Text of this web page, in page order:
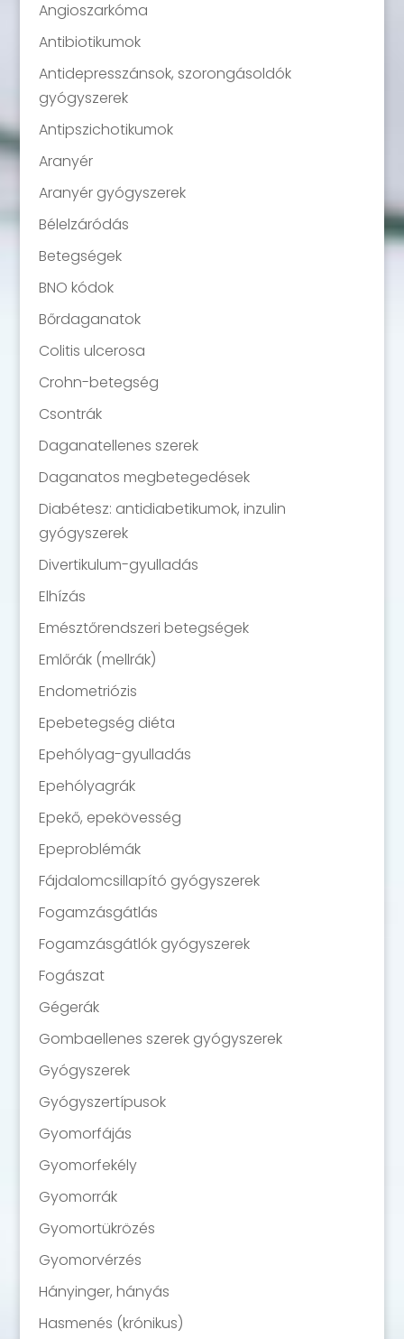
Angioszarkóma
Antibiotikumok
Antidepresszánsok, szorongásoldók
gyógyszerek
Antipszichotikumok
Aranyér
Aranyér gyógyszerek
Bélelzáródás
Betegségek
BNO kódok
Bőrdaganatok
Colitis ulcerosa
Crohn-betegség
Csontrák
Daganatellenes szerek
Daganatos megbetegedések
Diabétesz: antidiabetikumok, inzulin
gyógyszerek
Divertikulum-gyulladás
Elhízás
Emésztőrendszeri betegségek
Emlőrák (mellrák)
Endometriózis
Epebetegség diéta
Epehólyag-gyulladás
Epehólyagrák
Epekő, epekövesség
Epeproblémák
Fájdalomcsillapító gyógyszerek
Fogamzásgátlás
Fogamzásgátlók gyógyszerek
Fogászat
Gégerák
Gombaellenes szerek gyógyszerek
Gyógyszerek
Gyógyszertípusok
Gyomorfájás
Gyomorfekély
Gyomorrák
Gyomortükrözés
Gyomorvérzés
Hányinger, hányás
Hasmenés (krónikus)